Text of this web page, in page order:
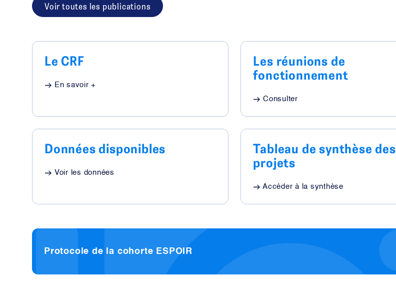
Voir toutes les publications
Le CRF
En savoir +
Les réunions de
fonctionnement
Consulter
Données disponibles
Voir les données
Tableau de synthèse des
projets
Accéder à la synthèse
Protocole de la cohorte ESPOIR